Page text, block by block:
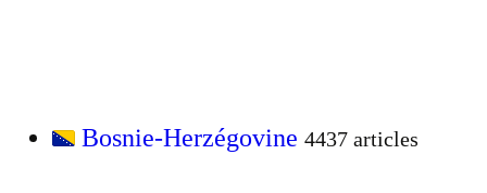
Bosnie-Herzégovine 4437 articles